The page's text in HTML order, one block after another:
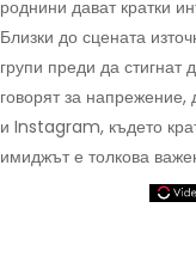
роднини дават кратки
Близки до сцената
групи преди да стигнат
говорят за
и Instagram, където
имиджът е толкова